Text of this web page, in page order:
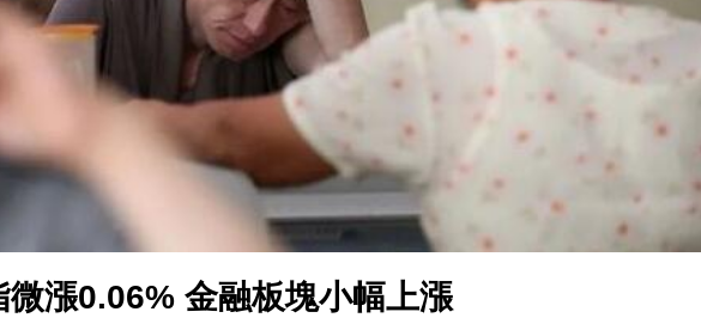
儋州以舊換新帶動消費約18億元
屬國企去年合計營收2.58萬億 利潤總額近936億
園閱讀活動解鎖閱讀新玩法
微漲0.06% 金融板塊小幅上漲